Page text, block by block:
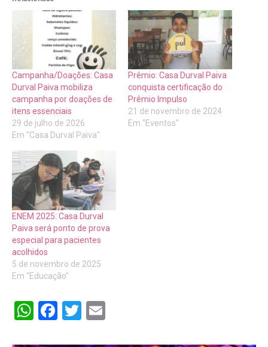
Campanha/Doações: Casa
Durval Paiva mobiliza
campanha por doações de
itens essenciais
29 de julho de 2026
Em "Casa Durval Paiva"
Prêmio: Casa Durval Paiva
conquista certificação do
Prêmio Impulso
21 de novembro de 2024
Em "Eventos"
ENEM 2025: Casa Durval
Paiva será ponto de prova
especial para pacientes
acolhidos
5 de novembro de 2025
Em "Educação"
WhatsApp
Facebook
Twitter